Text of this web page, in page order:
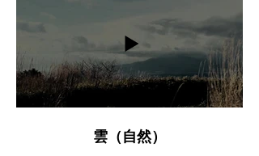
(http://www.soundbigot.com/)
Video shooting・Video
Editing・Music / Yoriko
Watanabe
Video.images /岡部茶
協力 / 岡部茶
(https://www.okabecha.net/)
雲（自然）